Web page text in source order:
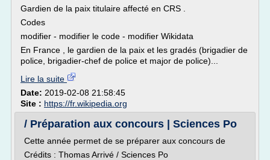
Gardien de la paix titulaire affecté en CRS .
Codes
modifier - modifier le code - modifier Wikidata
En France , le gardien de la paix et les gradés (brigadier de
police, brigadier-chef de police et major de police)...
Lire la suite
Date: 2019-02-08 21:58:45
Site : https://fr.wikipedia.org
/ Préparation aux concours | Sciences Po
Cette année permet de se préparer aux concours de
Crédits : Thomas Arrivé / Sciences Po